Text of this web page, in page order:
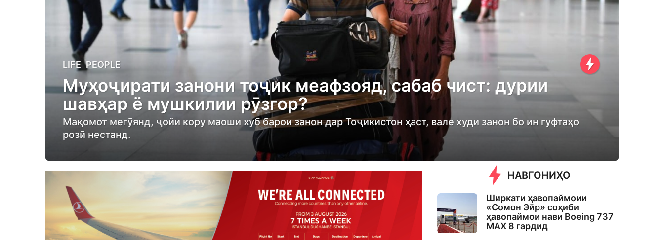
3
e
a
s
a
y
e
r
LIFE ,PEOPLE
Муҳоҷирати занони тоҷик меафзояд, сабаб чист: дурии
шавҳар ё мушкилии рӯзгор?
Мақомот мегӯянд, ҷойи кору маоши хуб барои занон дар Тоҷикистон ҳаст, вале худи занон бо ин гуфтаҳо
розӣ нестанд.
НАВГОНИҲО
Ширкати ҳавопаймоии
«Сомон Эйр» соҳиби
ҳавопаймои нави Boeing 737
MAX 8 гардид